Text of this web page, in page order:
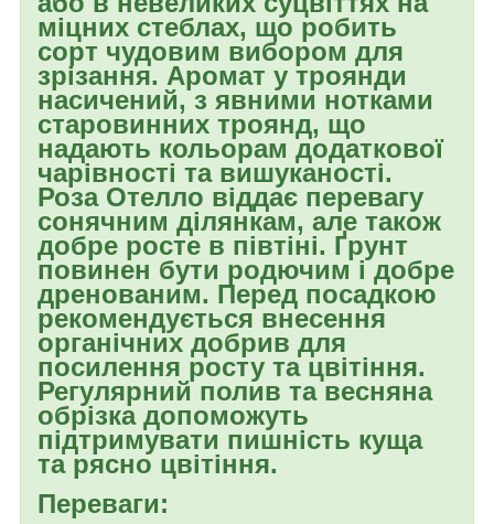
міцних стеблах, що робить
сорт чудовим вибором для
зрізання. Аромат у троянди
насичений, з явними нотками
старовинних троянд, що
надають кольорам додаткової
чарівності та вишуканості.
Роза Отелло віддає перевагу
сонячним ділянкам, але також
добре росте в півтіні. Ґрунт
повинен бути родючим і добре
дренованим. Перед посадкою
рекомендується внесення
органічних добрив для
посилення росту та цвітіння.
Регулярний полив та весняна
обрізка допоможуть
підтримувати пишність куща
та рясно цвітіння.
Переваги: